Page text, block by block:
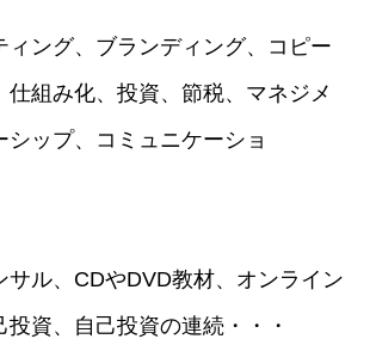
ィング、ブランディング、コピー
仕組み化、投資、節税、マネジメ
シップ、コミュニケーショ
サル、CDやDVD教材、オンライン
資、自己投資の連続・・・